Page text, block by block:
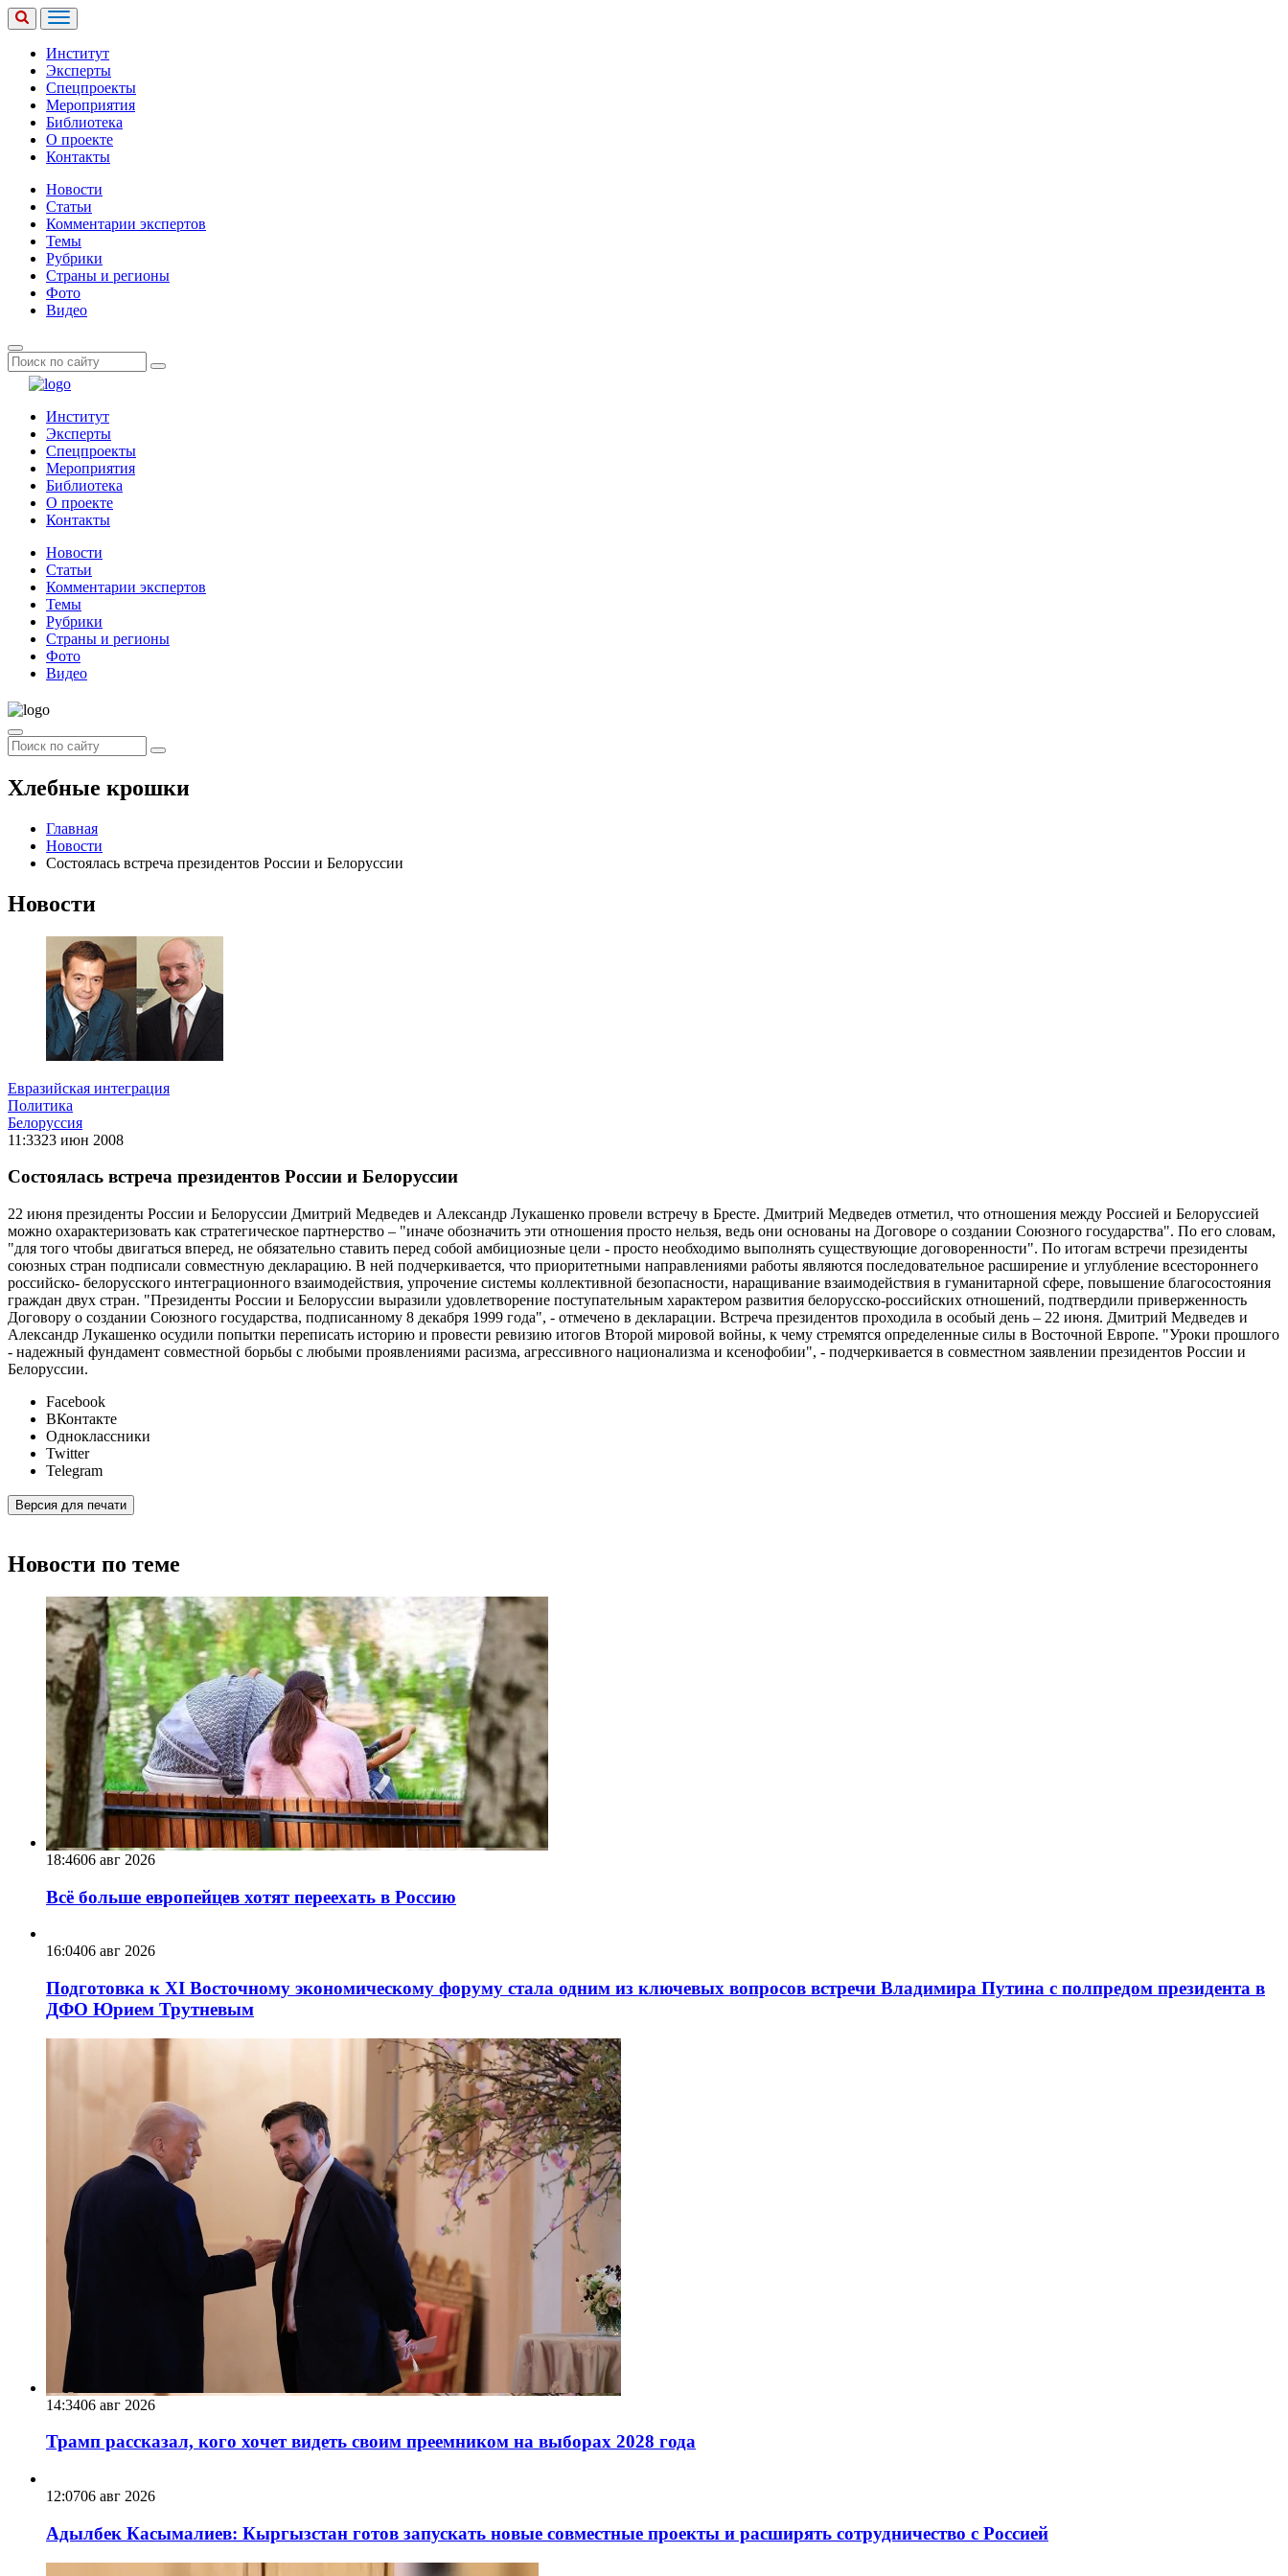
Институт
Эксперты
Спецпроекты
Мероприятия
Библиотека
О проекте
Контакты
Новости
Статьи
Комментарии экспертов
Темы
Рубрики
Страны и регионы
Фото
Видео
Институт
Эксперты
Спецпроекты
Мероприятия
Библиотека
О проекте
Контакты
Новости
Статьи
Комментарии экспертов
Темы
Рубрики
Страны и регионы
Фото
Видео
Хлебные крошки
Главная
Новости
Состоялась встреча президентов России и Белоруссии
Новости
Евразийская интеграция
Политика
Белоруссия
11:3323 июн 2008
Состоялась встреча президентов России и Белоруссии
22 июня президенты России и Белоруссии Дмитрий Медведев и Александр Лукашенко провели встречу в Бресте. Дмитрий Медведев отметил, что отношения между Россией и Белоруссией
можно охарактеризовать как стратегическое партнерство – "иначе обозначить эти отношения просто нельзя, ведь они основаны на Договоре о создании Союзного государства". По его словам,
"для того чтобы двигаться вперед, не обязательно ставить перед собой амбициозные цели - просто необходимо выполнять существующие договоренности". По итогам встречи президенты
союзных стран подписали совместную декларацию. В ней подчеркивается, что приоритетными направлениями работы являются последовательное расширение и углубление всестороннего
российско- белорусского интеграционного взаимодействия, упрочение системы коллективной безопасности, наращивание взаимодействия в гуманитарной сфере, повышение благосостояния
граждан двух стран. "Президенты России и Белоруссии выразили удовлетворение поступательным характером развития белорусско-российских отношений, подтвердили приверженность
Договору о создании Союзного государства, подписанному 8 декабря 1999 года", - отмечено в декларации. Встреча президентов проходила в особый день – 22 июня. Дмитрий Медведев и
Александр Лукашенко осудили попытки переписать историю и провести ревизию итогов Второй мировой войны, к чему стремятся определенные силы в Восточной Европе. "Уроки прошлого
- надежный фундамент совместной борьбы с любыми проявлениями расизма, агрессивного национализма и ксенофобии", - подчеркивается в совместном заявлении президентов России и
Белоруссии.
Facebook
ВКонтакте
Одноклассники
Twitter
Telegram
Версия для печати
Новости по теме
18:4606 авг 2026
Всё больше европейцев хотят переехать в Россию
16:0406 авг 2026
Подготовка к XI Восточному экономическому форуму стала одним из ключевых вопросов встречи Владимира Путина с полпредом президента в
ДФО Юрием Трутневым
14:3406 авг 2026
Трамп рассказал, кого хочет видеть своим преемником на выборах 2028 года
12:0706 авг 2026
Адылбек Касымалиев: Кыргызстан готов запускать новые совместные проекты и расширять сотрудничество с Россией